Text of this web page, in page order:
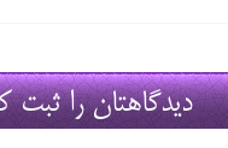
دیدگاهتان را ثبت